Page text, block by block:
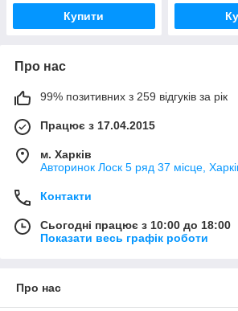
Купити
Про нас
99% позитивних з 259 відгуків за рік
Працює з 17.04.2015
м. Харків
Авторинок Лоск 5 ряд 37 місце,
Контакти
Сьогодні працює з 10:00 до 18:00
Показати весь графік роботи
Про нас